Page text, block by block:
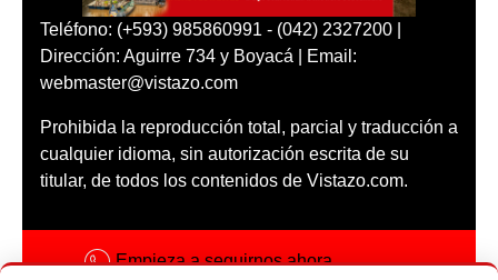
Teléfono: (+593) 985860991 - (042) 2327200 |
Dirección: Aguirre 734 y Boyacá | Email:
webmaster@vistazo.com
Prohibida la reproducción total, parcial y traducción a
cualquier idioma, sin autorización escrita de su
titular, de todos los contenidos de Vistazo.com.
Empieza a seguirnos ahora